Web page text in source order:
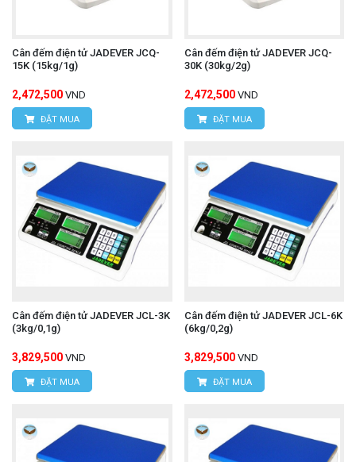
Cân đếm điện tử JADEVER JCQ-
15K (15kg/1g)
2,472,500 VND
ĐẶT MUA
Cân đếm điện tử JADEVER JCQ-
30K (30kg/2g)
2,472,500 VND
ĐẶT MUA
Cân đếm điện tử JADEVER JCL-3K
(3kg/0,1g)
3,829,500 VND
ĐẶT MUA
Cân đếm điện tử JADEVER JCL-6K
(6kg/0,2g)
3,829,500 VND
ĐẶT MUA